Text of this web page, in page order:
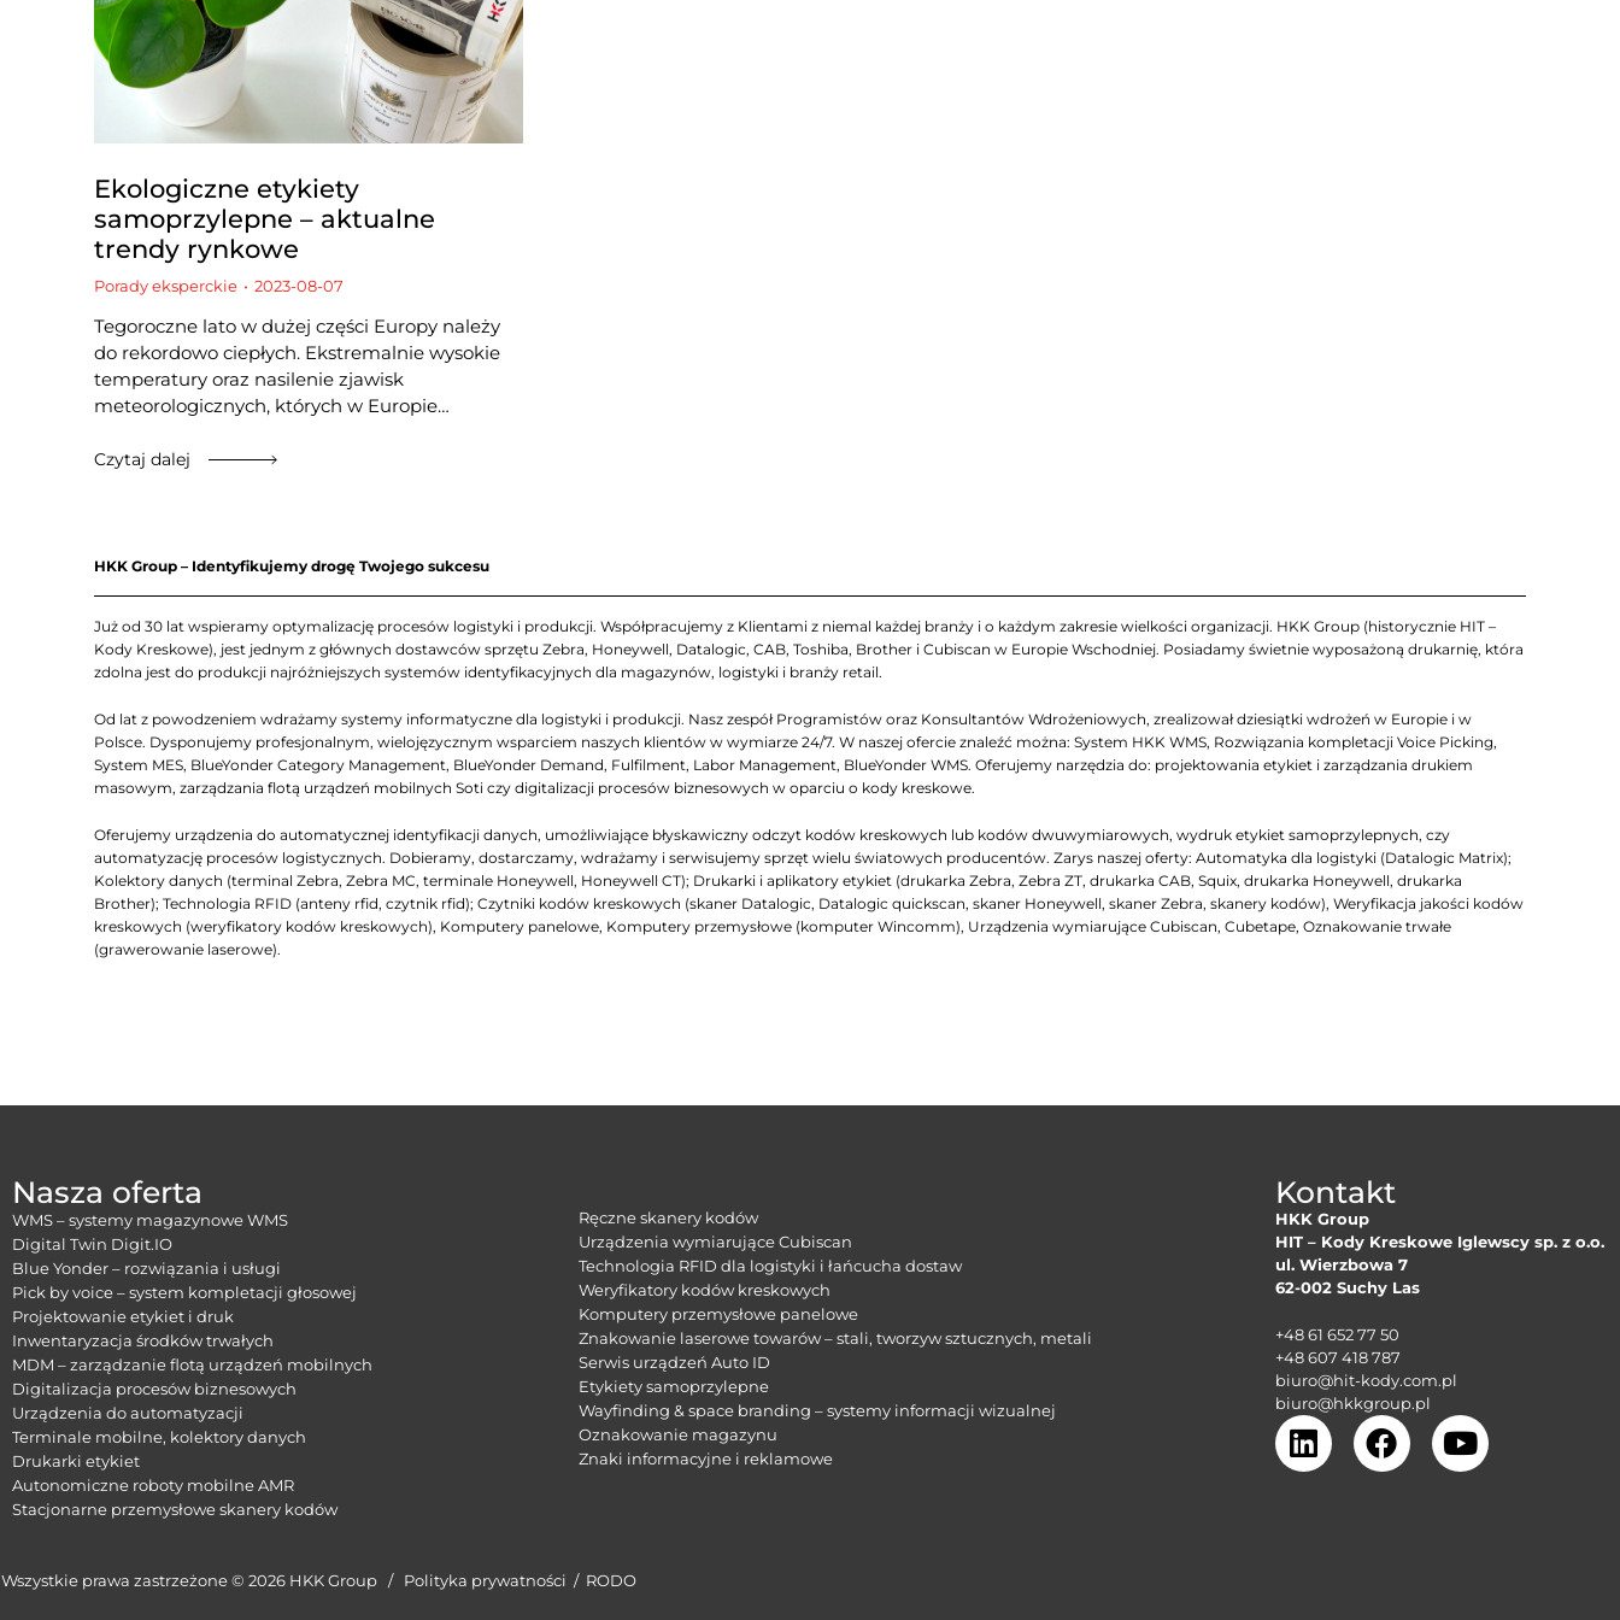
Ekologiczne etykiety
samoprzylepne – aktualne
trendy rynkowe
Porady eksperckie 2023-08-07
Tegoroczne lato w dużej części Europy należy
do rekordowo ciepłych. Ekstremalnie wysokie
temperatury oraz nasilenie zjawisk
meteorologicznych, których w Europie…
Czytaj dalej
HKK Group – Identyfikujemy drogę Twojego sukcesu
Już od 30 lat wspieramy optymalizację procesów logistyki i produkcji. Współpracujemy z Klientami z niemal każdej branży i o każdym zakresie wielkości organizacji. HKK Group (historycznie HIT –
Kody Kreskowe), jest jednym z głównych dostawców sprzętu Zebra, Honeywell, Datalogic, CAB, Toshiba, Brother i Cubiscan w Europie Wschodniej. Posiadamy świetnie wyposażoną drukarnię, która
zdolna jest do produkcji najróżniejszych systemów identyfikacyjnych dla magazynów, logistyki i branży retail.
Od lat z powodzeniem wdrażamy systemy informatyczne dla logistyki i produkcji. Nasz zespół Programistów oraz Konsultantów Wdrożeniowych, zrealizował dziesiątki wdrożeń w Europie i w
Polsce. Dysponujemy profesjonalnym, wielojęzycznym wsparciem naszych klientów w wymiarze 24/7. W naszej ofercie znaleźć można: System HKK WMS, Rozwiązania kompletacji Voice Picking,
System MES, BlueYonder Category Management, BlueYonder Demand, Fulfilment, Labor Management, BlueYonder WMS. Oferujemy narzędzia do: projektowania etykiet i zarządzania drukiem
masowym, zarządzania flotą urządzeń mobilnych Soti czy digitalizacji procesów biznesowych w oparciu o kody kreskowe.
Oferujemy urządzenia do automatycznej identyfikacji danych, umożliwiające błyskawiczny odczyt kodów kreskowych lub kodów dwuwymiarowych, wydruk etykiet samoprzylepnych, czy
automatyzację procesów logistycznych. Dobieramy, dostarczamy, wdrażamy i serwisujemy sprzęt wielu światowych producentów. Zarys naszej oferty: Automatyka dla logistyki (Datalogic Matrix);
Kolektory danych (terminal Zebra, Zebra MC, terminale Honeywell, Honeywell CT); Drukarki i aplikatory etykiet (drukarka Zebra, Zebra ZT, drukarka CAB, Squix, drukarka Honeywell, drukarka
Brother); Technologia RFID (anteny rfid, czytnik rfid); Czytniki kodów kreskowych (skaner Datalogic, Datalogic quickscan, skaner Honeywell, skaner Zebra, skanery kodów), Weryfikacja jakości kodów
kreskowych (weryfikatory kodów kreskowych), Komputery panelowe, Komputery przemysłowe (komputer Wincomm), Urządzenia wymiarujące Cubiscan, Cubetape, Oznakowanie trwałe
(grawerowanie laserowe).
Nasza oferta
WMS – systemy magazynowe WMS
Digital Twin Digit.IO
Blue Yonder – rozwiązania i usługi
Pick by voice – system kompletacji głosowej
Projektowanie etykiet i druk
Inwentaryzacja środków trwałych
MDM – zarządzanie flotą urządzeń mobilnych
Digitalizacja procesów biznesowych
Urządzenia do automatyzacji
Terminale mobilne, kolektory danych
Drukarki etykiet
Autonomiczne roboty mobilne AMR
Stacjonarne przemysłowe skanery kodów
Ręczne skanery kodów
Urządzenia wymiarujące Cubiscan
Technologia RFID dla logistyki i łańcucha dostaw
Weryfikatory kodów kreskowych
Komputery przemysłowe panelowe
Znakowanie laserowe towarów – stali, tworzyw sztucznych, metali
Serwis urządzeń Auto ID
Etykiety samoprzylepne
Wayfinding & space branding – systemy informacji wizualnej
Oznakowanie magazynu
Znaki informacyjne i reklamowe​
Kontakt
HKK Group
HIT – Kody Kreskowe Iglewscy sp. z o.o.
ul. Wierzbowa 7
62-002 Suchy Las
+48 61 652 77 50
+48 607 418 787
biuro@hit-kody.com.pl
biuro@hkkgroup.pl
Wszystkie prawa zastrzeżone © 2026 HKK Group / Polityka prywatności / RODO